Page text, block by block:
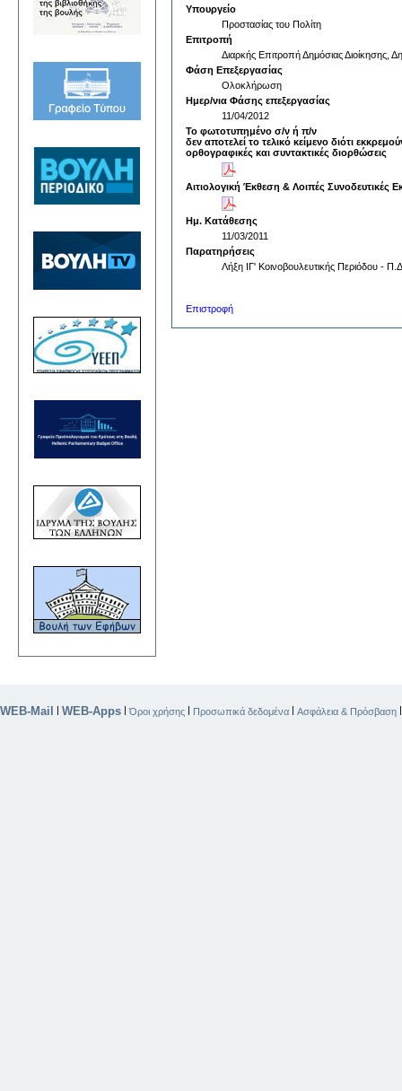
Υπουργείο
Προστασίας του Πολίτη
Επιτροπή
Διαρκής Επιτροπή Δημόσιας Διοίκησης,
Φάση Επεξεργασίας
Ολοκλήρωση
Ημερ/νια Φάσης επεξεργασίας
11/04/2012
Το φωτοτυπημένο σ/ν ή π/ν
δεν αποτελεί το τελικό κείμενο διότι
ορθογραφικές και συντακτικές διορθώσεις
Αιτιολογική Έκθεση & Λοιπές Συνοδευτικές
Ημ. Κατάθεσης
11/03/2011
Παρατηρήσεις
Λήξη ΙΓ' Κοινοβουλευτικής Περιόδου -
Επιστροφή
WEB-Mail WEB-Apps |Όροι χρήσης Προσωπικά δεδομένα Ασφάλεια & Πρόσβαση